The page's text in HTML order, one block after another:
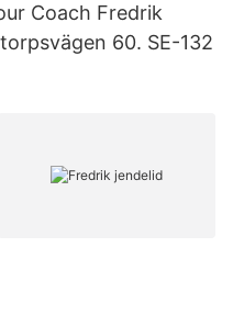
Coach Fredrik
60. SE-132